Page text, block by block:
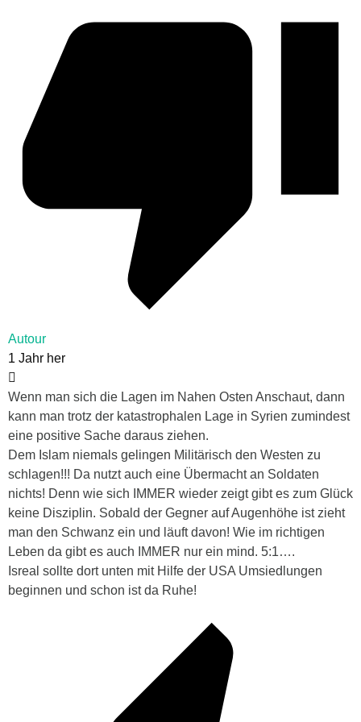
Autour
1 Jahr her
Wenn man sich die Lagen im Nahen Osten Anschaut, dann
kann man trotz der katastrophalen Lage in Syrien zumindest
eine positive Sache daraus ziehen.
Dem Islam niemals gelingen Militärisch den Westen zu
schlagen!!! Da nutzt auch eine Übermacht an Soldaten
nichts! Denn wie sich IMMER wieder zeigt gibt es zum Glück
keine Disziplin. Sobald der Gegner auf Augenhöhe ist zieht
man den Schwanz ein und läuft davon! Wie im richtigen
Leben da gibt es auch IMMER nur ein mind. 5:1….
Isreal sollte dort unten mit Hilfe der USA Umsiedlungen
beginnen und schon ist da Ruhe!